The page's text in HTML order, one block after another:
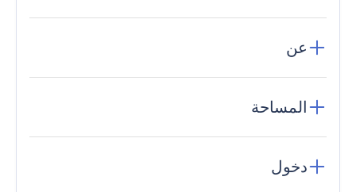
عن
المساحة
دخول